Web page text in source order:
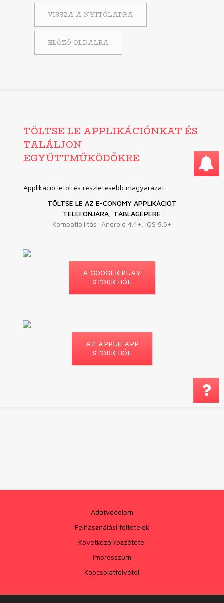
VISSZA A NYITÓLAPRA
ELŐZŐ OLDALRA
TÖLTSE LE APPLIKÁCIÓNKAT ÉS
TALÁLJON
EGYÜTTMŰKÖDŐKRE
Applikáció letöltés részletesebb magyarázat...
TÖLTSE LE AZ E-CONOMY APPLIKÁCIÓT
TELEFONJÁRA, TÁBLAGÉPÉRE
Kompatibilitás: Android 4.4+; iOS 9.6+
A GOOGLE PLAY
STORE-BÓL
AZ APPLE APP
STORE-BÓL
Adatvédelem
Felhasználási feltételek
Következő közzététel
Impresszum
Kapcsolatfelvétel
Megjegyzés